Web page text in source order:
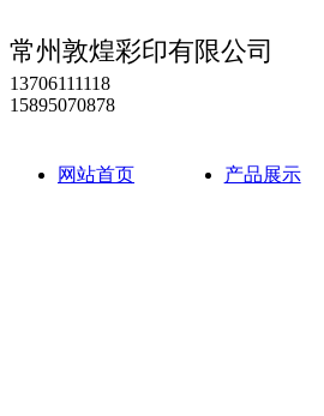
常州敦煌彩印有限公司
13706111118
15895070878
网站首页 产品展示